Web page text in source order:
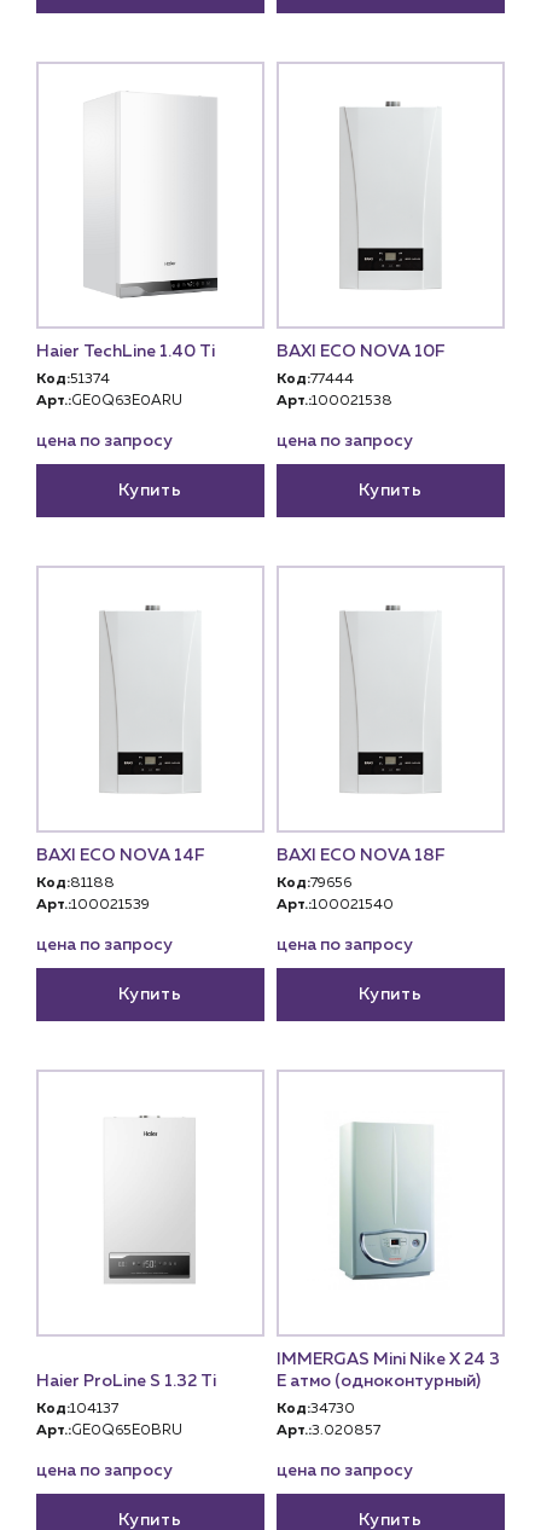
Haier TechLine 1.40 Ti
Код:51374
Арт.:GE0Q63E0ARU
цена по запросу
Купить
BAXI ECO NOVA 10F
Код:77444
Арт.:100021538
цена по запросу
Купить
BAXI ECO NOVA 14F
Код:81188
Арт.:100021539
цена по запросу
Купить
BAXI ECO NOVA 18F
Код:79656
Арт.:100021540
цена по запросу
Купить
Haier ProLine S 1.32 Ti
Код:104137
Арт.:GE0Q65E0BRU
цена по запросу
Купить
IMMERGAS Mini Nike X 24 3
E атмо (одноконтурный)
Код:34730
Арт.:3.020857
цена по запросу
Купить